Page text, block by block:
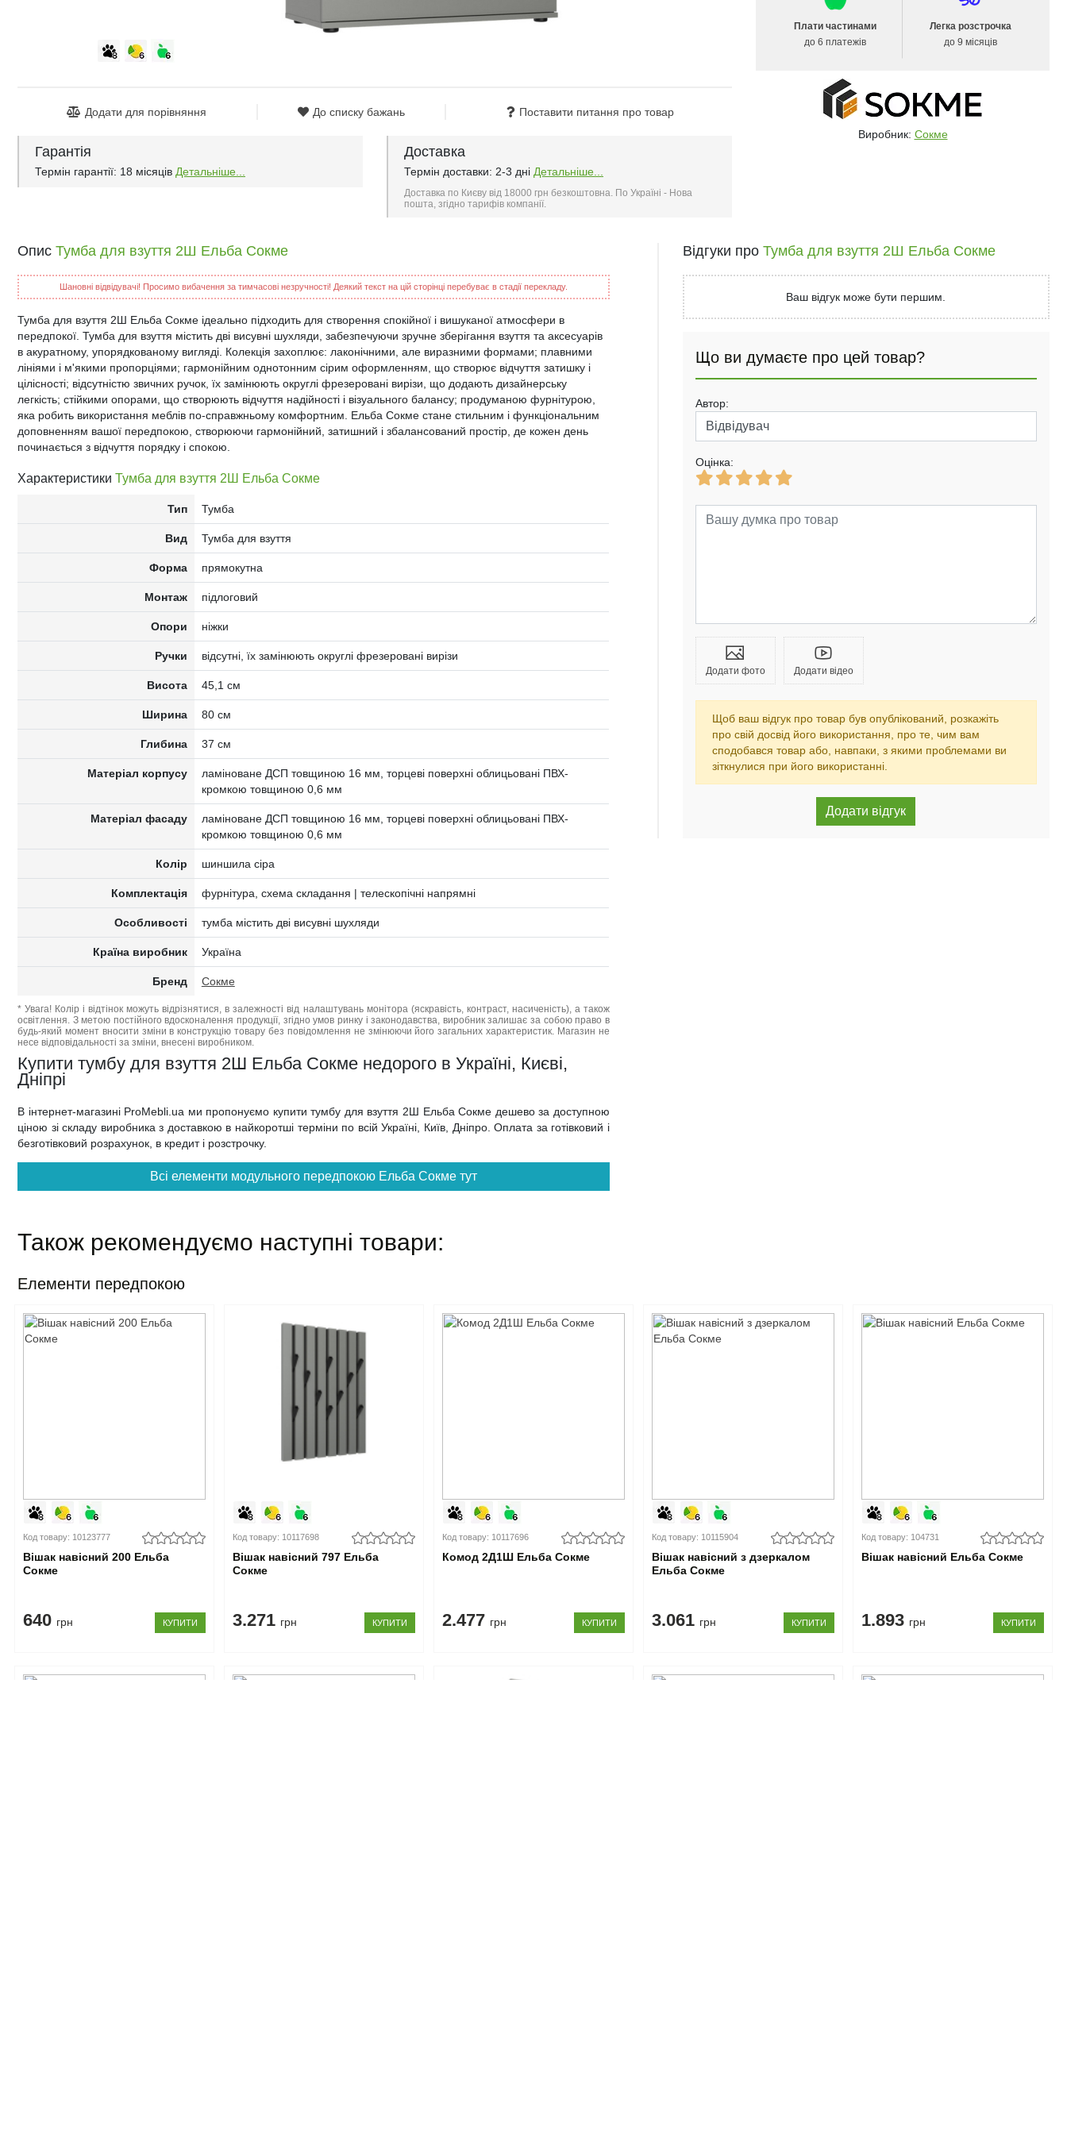
Додати для порівняння До списку бажань Поставити питання про товар
Гарантія
Термін гарантії: 18 місяців Детальніше...
Доставка
Термін доставки: 2-3 дні Детальніше...
Доставка по Києву від 18000 грн безкоштовна. По Україні - Нова
пошта, згідно тарифів компанії.
Плати частинами
до 6 платежів
Легка розстрочка
до 9 місяців
Виробник: Сокме
Опис Тумба для взуття 2Ш Ельба Сокме
Шановні відвідувачі! Просимо вибачення за тимчасові незручності! Деякий текст на цій сторінці перебуває в стадії перекладу.
Тумба для взуття 2Ш Ельба Сокме ідеально підходить для створення спокійної і вишуканої атмосфери в
передпокої. Тумба для взуття містить дві висувні шухляди, забезпечуючи зручне зберігання взуття та аксесуарів
в акуратному, упорядкованому вигляді. Колекція захоплює: лаконічними, але виразними формами; плавними
лініями і м'якими пропорціями; гармонійним однотонним сірим оформленням, що створює відчуття затишку і
цілісності; відсутністю звичних ручок, їх замінюють округлі фрезеровані вирізи, що додають дизайнерську
легкість; стійкими опорами, що створюють відчуття надійності і візуального балансу; продуманою фурнітурою,
яка робить використання меблів по-справжньому комфортним. Ельба Сокме стане стильним і функціональним
доповненням вашої передпокою, створюючи гармонійний, затишний і збалансований простір, де кожен день
починається з відчуття порядку і спокою.
Характеристики Тумба для взуття 2Ш Ельба Сокме
Тип Тумба
Вид Тумба для взуття
Форма прямокутна
Монтаж підлоговий
Опори ніжки
Ручки відсутні, їх замінюють округлі фрезеровані вирізи
Висота 45,1 см
Ширина 80 см
Глибина 37 см
Матеріал корпусу
ламіноване ДСП товщиною 16 мм, торцеві поверхні облицьовані ПВХ-
кромкою товщиною 0,6 мм
Матеріал фасаду
ламіноване ДСП товщиною 16 мм, торцеві поверхні облицьовані ПВХ-
кромкою товщиною 0,6 мм
Колір шиншила сіра
Комплектація фурнітура, схема складання | телескопічні напрямні
Особливості тумба містить дві висувні шухляди
Країна виробник Україна
Бренд Сокме
* Увага! Колір і відтінок можуть відрізнятися, в залежності від налаштувань монітора (яскравість, контраст, насиченість), а також
освітлення. З метою постійного вдосконалення продукції, згідно умов ринку і законодавства, виробник залишає за собою право в
будь-який момент вносити зміни в конструкцію товару без повідомлення не змінюючи його загальних характеристик. Магазин не
несе відповідальності за зміни, внесені виробником.
Купити тумбу для взуття 2Ш Ельба Сокме недорого в Україні, Києві,
Дніпрі
В інтернет-магазині ProMebli.ua ми пропонуємо купити тумбу для взуття 2Ш Ельба Сокме дешево за доступною
ціною зі складу виробника з доставкою в найкоротші терміни по всій Україні, Київ, Дніпро. Оплата за готівковий і
безготівковий розрахунок, в кредит і розстрочку.
Всі елементи модульного передпокою Ельба Сокме тут
Відгуки про Тумба для взуття 2Ш Ельба Сокме
Ваш відгук може бути першим.
Що ви думаєте про цей товар?
Автор:
Оцінка:
Додати фото Додати відео
Щоб ваш відгук про товар був опублікований, розкажіть
про свій досвід його використання, про те, чим вам
сподобався товар або, навпаки, з якими проблемами ви
зіткнулися при його використанні.
Також рекомендуємо наступні товари:
Елементи передпокою
Код товару: 10123777
Вішак навісний 200 Ельба
Сокме
640 грн КУПИТИ
Код товару: 10117698
Вішак навісний 797 Ельба
Сокме
3.271 грн КУПИТИ
Код товару: 10117696
Комод 2Д1Ш Ельба Сокме
2.477 грн КУПИТИ
Код товару: 10115904
Вішак навісний з дзеркалом
Ельба Сокме
3.061 грн КУПИТИ
Код товару: 104731
Вішак навісний Ельба Сокме
1.893 грн КУПИТИ